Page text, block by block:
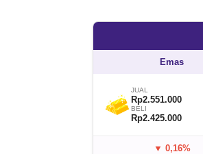
Emas
JUAL
Rp2.551.000
BELI
Rp2.425.000
▼ 0,16%